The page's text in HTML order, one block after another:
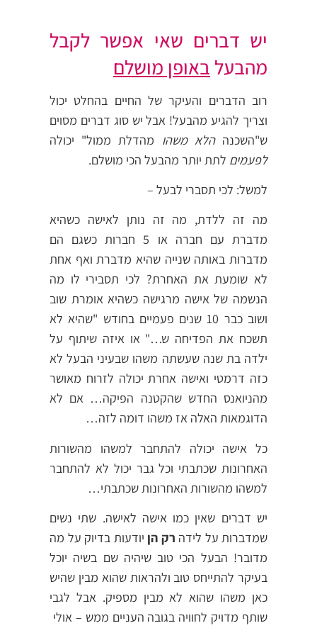
יש דברים שאי אפשר לקבל
מהבעל באופן מושלם
רוב הדברים והעיקר של החיים בהחלט יכול
וצריך להגיע מהבעל! אבל יש סוג דברים מסוים
ש"השכנההלא משהו מהדלת ממול" יכולה
לפעמים לתת יותר מהבעל הכי מושלם.
למשל: לכי תסברי לבעל –
מה זה ללדת, מה זה נותן לאישה כשהיא
מדברת עם חברה או 5 חברות כשגם הם
מדברות באותה שנייה שהיא מדברת ואף אחת
לא שומעת את האחרת? לכי תסבירי לו מה
הנשמה של אישה מרגישה כשהיא אומרת שוב
ושוב כבר 10 שנים פעמיים בחודש "שהיא לא
תשכח את הפדיחה ש…" או איזה שיתוף על
ילדה בת שנה שעשתה משהו שבעיני הבעל לא
כזה דרמטי ואישה אחרת יכולה לזרוח מאושר
מהניואנס החדש שהקטנה הפיקה… אם לא
הדוגמאות האלה אז משהו דומה לזה…
כל אישה יכולה להתחבר למשהו מהשורות
האחרונות שכתבתי וכל גבר יכול לא להתחבר
למשהו מהשורות האחרונות שכתבתי…
יש דברים שאין כמו אישה לאישה. שתי נשים
שמדברות על לידה רק הן יודעות בדיוק על מה
מדובר! הבעל הכי טוב שיהיה שם בשיה יוכל
בעיקר להתייחס טוב ולהראות שהוא מבין שהיש
כאן משהו שהוא לא מבין מספיק. אבל לגבי
שותף מדויק לחוויה בגובה העניים ממש – אולי